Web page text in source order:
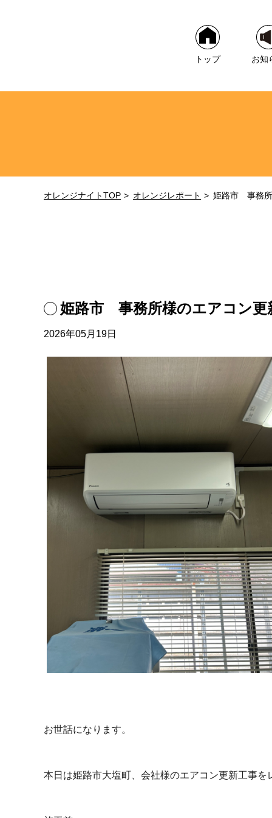
トップ お知
オレンジナイトTOP オレンジレポート 姫路市 事務所
姫路市 事務所様のエアコン更
2026年05月19日
お世話になります。
本日は姫路市大塩町、会社様のエアコン更新工事を